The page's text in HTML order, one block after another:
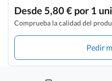
Desde 5,80 € por 1
Comprueba la calidad del
Pedir